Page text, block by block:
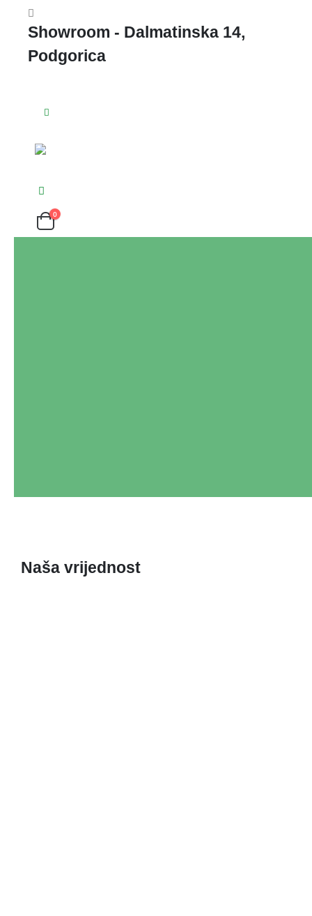
Showroom - Dalmatinska 14,
Podgorica
0
Naša vrijednost